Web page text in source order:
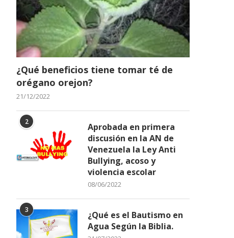
¿Qué beneficios tiene tomar té de
orégano orejon?
21/12/2022
2
Aprobada en primera
discusión en la AN de
Venezuela la Ley Anti
Bullying, acoso y
violencia escolar
08/06/2022
3
¿Qué es el Bautismo en
Agua Según la Biblia.